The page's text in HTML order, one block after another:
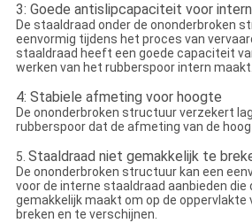
3: Goede antislipcapaciteit voor
De staaldraad onder de ononderbroken
eenvormig tijdens het proces van
staaldraad heeft een goede capaciteit
werken van het rubberspoor intern maakt.
4: Stabiele afmeting voor hoogte
De ononderbroken structuur verzekert
rubberspoor dat de afmeting van de
5. Staaldraad niet gemakkelijk te
De ononderbroken structuur kan een
voor de interne staaldraad aanbieden die
gemakkelijk maakt om op de oppervlakte
breken en te verschijnen.